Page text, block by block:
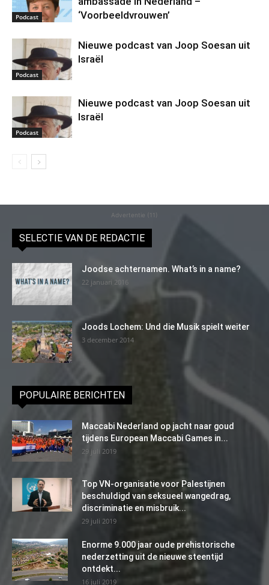
Podcast
‘Voorbeeldvrouwen’
Podcast
Nieuwe podcast van Joop Soesan uit
Israël
Podcast
Nieuwe podcast van Joop Soesan uit
Israël
Advertentie (11)
SELECTIE VAN DE REDACTIE
Joodse achternamen. What’s in a name?
22 januari 2016
Joods Lochem: Und die Musik spielt weiter
3 december 2014
POPULAIRE BERICHTEN
Maccabi Nederland op jacht naar goud
tijdens European Maccabi Games in...
29 juli 2019
Top VN-organisatie voor Palestijnen
beschuldigd van seksueel wangedrag,
discriminatie en misbruik...
29 juli 2019
Enorme 9.000 jaar oude prehistorische
nederzetting uit de nieuwe steentijd
ontdekt...
16 juli 2019